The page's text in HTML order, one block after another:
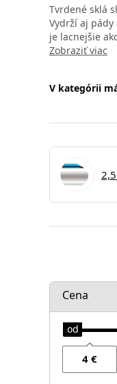
Tvrdené sklá
Vydrží aj
je lacnejšie
Zobraziť viac
V kategórii
Cena